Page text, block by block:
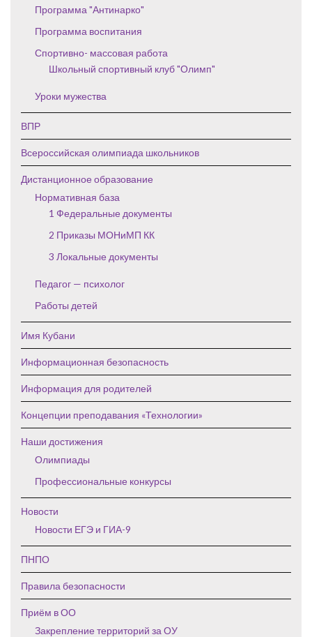
Программа "Антинарко"
Программа воспитания
Спортивно- массовая работа
Школьный спортивный клуб "Олимп"
Уроки мужества
ВПР
Всероссийская олимпиада школьников
Дистанционное образование
Нормативная база
1 Федеральные документы
2 Приказы МОНиМП КК
3 Локальные документы
Педагог — психолог
Работы детей
Имя Кубани
Информационная безопасность
Информация для родителей
Концепции преподавания «Технологии»
Наши достижения
Олимпиады
Профессиональные конкурсы
Новости
Новости ЕГЭ и ГИА-9
ПНПО
Правила безопасности
Приём в ОО
Закрепление территорий за ОУ